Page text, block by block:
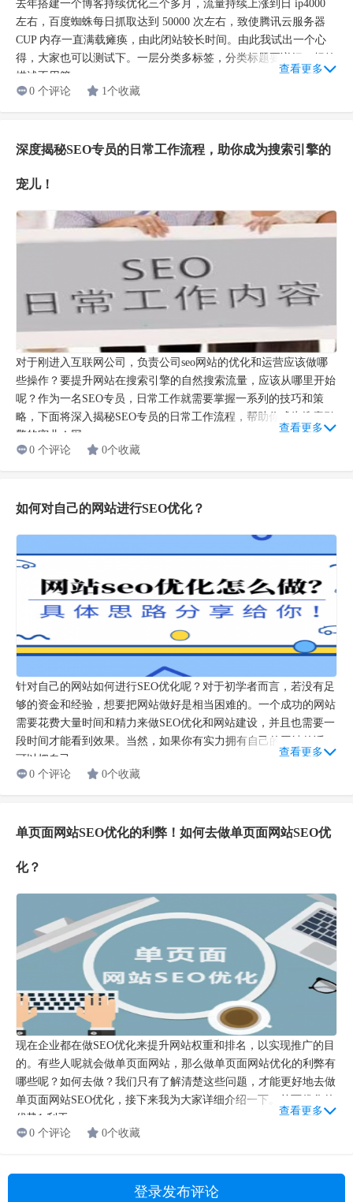
去年搭建一个博客持续优化三个多月，流量持续上涨到日 ip4000
左右，百度蜘蛛每日抓取达到 50000 次左右，致使腾讯云服务器
CUP 内存一直满载瘫痪，由此闭站较长时间。由此我试出一个心
得，大家也可以测试下。一层分类多标签，分类标题要详细，标签
描述不用管...
查看更多
0 个评论
1个收藏
深度揭秘SEO专员的日常工作流程，助你成为搜索引擎的
宠儿！
对于刚进入互联网公司，负责公司seo网站的优化和运营应该做哪
些操作？要提升网站在搜索引擎的自然搜索流量，应该从哪里开始
呢？作为一名SEO专员，日常工作就需要掌握一系列的技巧和策
略，下面将深入揭秘SEO专员的日常工作流程，帮助你成为搜索引
擎的宠儿！网...
查看更多
0 个评论
0个收藏
如何对自己的网站进行SEO优化？
针对自己的网站如何进行SEO优化呢？对于初学者而言，若没有足
够的资金和经验，想要把网站做好是相当困难的。一个成功的网站
需要花费大量时间和精力来做SEO优化和网站建设，并且也需要一
段时间才能看到效果。当然，如果你有实力拥有自己的网站的话，
可以把自己...
查看更多
0 个评论
0个收藏
单页面网站SEO优化的利弊！如何去做单页面网站SEO优
化？
现在企业都在做SEO优化来提升网站权重和排名，以实现推广的目
的。有些人呢就会做单页面网站，那么做单页面网站优化的利弊有
哪些呢？如何去做？我们只有了解清楚这些问题，才能更好地去做
单页面网站SEO优化，接下来我为大家详细介绍一下。单页优化的
优势1.利于...
查看更多
0 个评论
0个收藏
登录发布评论